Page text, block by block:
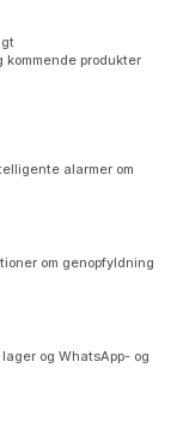
produkter
alarmer om
om genopfyldning
og WhatsApp- og